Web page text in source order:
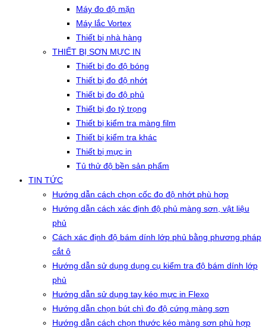
Máy đo độ mặn
Máy lắc Vortex
Thiết bị nhà hàng
THIẾT BỊ SƠN MỰC IN
Thiết bị đo độ bóng
Thiết bị đo độ nhớt
Thiết bị đo độ phủ
Thiết bị đo tỷ trọng
Thiết bị kiểm tra màng film
Thiết bị kiểm tra khác
Thiết bị mực in
Tủ thử độ bền sản phẩm
TIN TỨC
Hướng dẫn cách chọn cốc đo độ nhớt phù hợp
Hướng dẫn cách xác định độ phủ màng sơn, vật liệu
phủ
Cách xác định độ bám dính lớp phủ bằng phương pháp
cắt ô
Hướng dẫn sử dụng dụng cụ kiểm tra độ bám dính lớp
phủ
Hướng dẫn sử dụng tay kéo mực in Flexo
Hướng dẫn chọn bút chì đo độ cứng màng sơn
Hướng dẫn cách chọn thước kéo màng sơn phù hợp